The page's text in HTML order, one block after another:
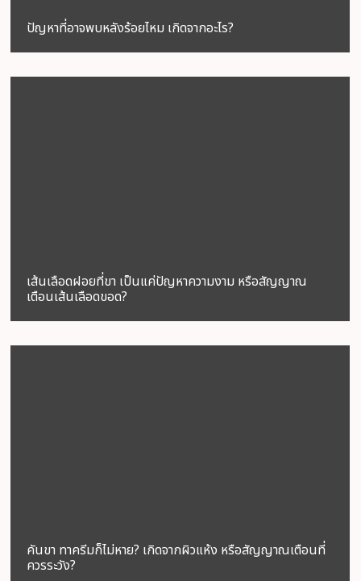
ปัญหาที่อาจพบหลังร้อยไหม เกิดจากอะไร?
เส้นเลือดฝอยที่ขา เป็นแค่ปัญหาความงาม หรือสัญญาณ
เตือนเส้นเลือดขอด?
คันขา ทาครีมก็ไม่หาย? เกิดจากผิวแห้ง หรือสัญญาณเตือนที่
ควรระวัง?